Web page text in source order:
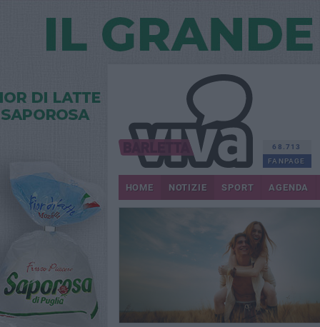
68.713
FANPAGE
HOME NOTIZIE SPORT AGENDA